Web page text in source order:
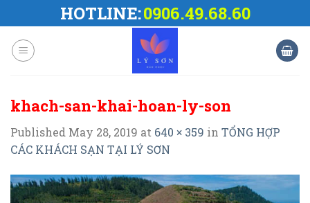
to
content
HOTLINE:0906.49.68.60
khach-san-khai-hoan-ly-son
Published May 28, 2019 at 640 × 359 in TỔNG HỢP
CÁC KHÁCH SẠN TẠI LÝ SƠN